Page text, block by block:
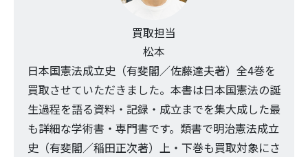
買取担当
松本
日本国憲法成立史（有斐閣／佐藤達夫著）全4巻を
買取させていただきました。本書は日本国憲法の誕
生過程を語る資料・記録・成立までを集大成した最
も詳細な学術書・専門書です。類書で明治憲法成立
史（有斐閣／稲田正次著）上・下巻も買取対象にさ